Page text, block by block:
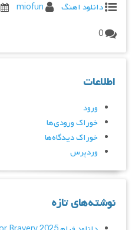
دانلود اهنگ miofun
0
اطلاعات
ورود
خوراک ورودی‌ها
خوراک دیدگاه‌ها
وردپرس
نوشته‌های تازه